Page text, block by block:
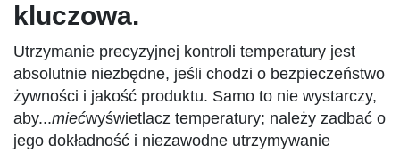
kluczowa.
Utrzymanie precyzyjnej kontroli temperatury jest
absolutnie niezbędne, jeśli chodzi o bezpieczeństwo
żywności i jakość produktu. Samo to nie wystarczy,
aby...miećwyświetlacz temperatury; należy zadbać o
jego dokładność i niezawodne utrzymywanie